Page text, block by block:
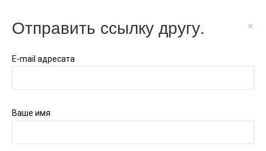
Отправить ссылку другу. ×
E-mail адресата
Ваше имя